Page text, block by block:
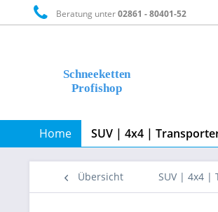
Beratung unter02861 - 80401-52
Home SUV | 4x4 |
Übersicht SUV | 4x4 |